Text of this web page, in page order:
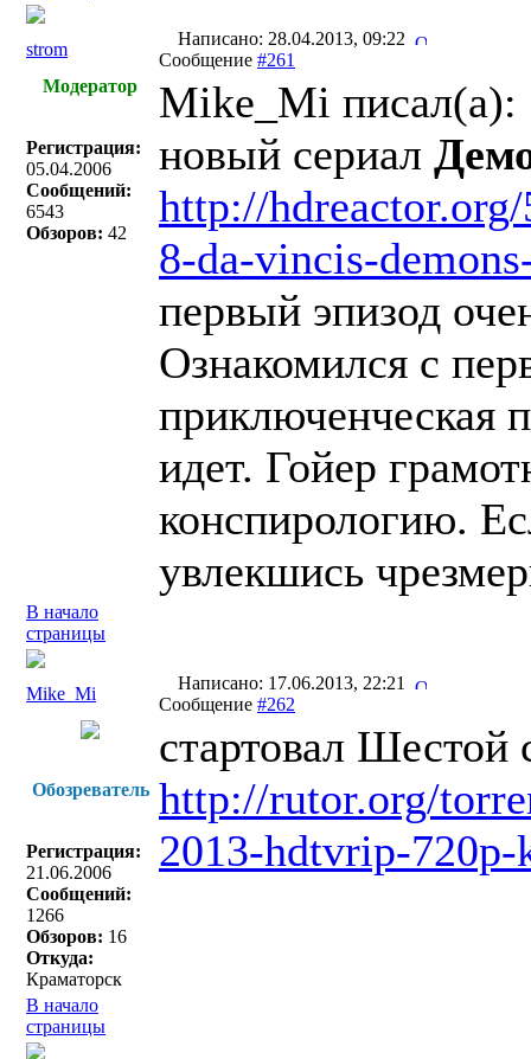
strom
Написано: 28.04.2013, 09:22
Сообщение #261
Модератор
Регистрация:
05.04.2006
Сообщений:
6543
Обзоров: 42
Mike_Mi писал(a):
новый сериал
http://
8-da-vincis-
первый эпизод
Ознакомился с
приключенческая
идет. Гойер
конспирологию.
увлекшись
В начало
страницы
Mike_Mi
Написано: 17.06.2013, 22:21
Сообщение #262
Обозреватель
Регистрация:
21.06.2006
Сообщений:
1266
Обзоров: 16
Откуда:
Краматорск
стартовал Шестой
http://rutor.org/
2013-hdtvrip-720p-
В начало
страницы